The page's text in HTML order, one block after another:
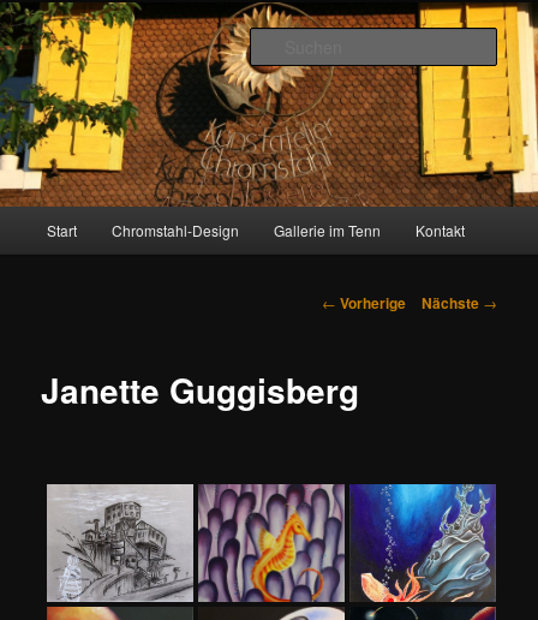
Zum
Inhalt
wechseln
Gallerie im Tenn
Start Chromstahl-Design Gallerie im Tenn Kontakt
Artikelnavigation
← Vorherige Nächste →
Janette Guggisberg